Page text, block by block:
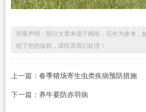
郑重声明：部分文章来源于网络，仅作为参考，
犯了您的版权，请联系我们处理！
上一篇： 春季猪场寄生虫类疾病预防措施
下一篇： 养牛要防赤羽病